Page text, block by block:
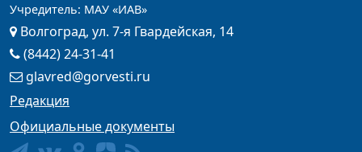
Учредитель: МАУ «ИАВ»
Волгоград, ул. 7-я Гвардейская, 14
(8442) 24-31-41
glavred@gorvesti.ru
Редакция
Официальные документы